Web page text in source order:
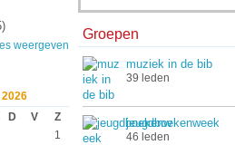
weergeven
2026
D V
Z
1
Groepen
muziek in de bib
39 leden
jeugdboekenweek
46 leden